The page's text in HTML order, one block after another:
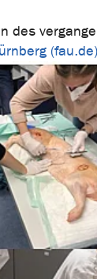
(fau.de)